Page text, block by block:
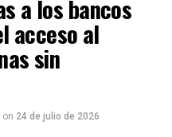
sin herencias
a los bancos
acceso al
sin
on 24 de julio de 2026